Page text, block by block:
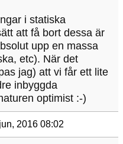
i statiska
att få bort dessa är
upp en massa
etc). När det
jag) att vi får ett lite
inbyggda
optimist :-)
2016 08:02